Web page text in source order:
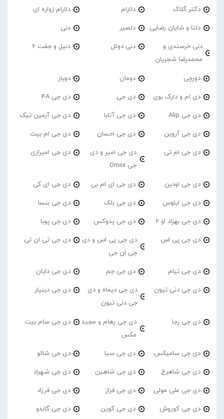
دکتر گلاک دلارام دلارام زواره ای
دلتا و شایان رضایی دلصیر دنی
دنی خرسندی و
محمدرضا شجریان
دنی دوئل دنیل و جفت 6
دورچی دومان دویار
دی ام و دارک بوی دی جی دی جی 4A
دی جی Alip دی جی آتابا دی جی آرمین تیک
دی جی آروین دی جی احسان دی جی ام بیت
دی جی ام تی
دی جی امیر و دی
جی Omiix
دی جی امیرازی
دی جی اودین دی جی ای ام بی دی جی ای کی
دی جی ایلوس دی جی بلک دی جی بنسا
دی جی بهزاد او 2 دی جی پدوکس دی جی پوبا
دی جی پی اس
دی جی پی اس و دی
جی ان جی
دی جی تی ان تی
دی جی تیام دی جی جم دی جی دایان
دی جی دنی تیون
دی جی دیماه و دی
جی دنی تیون
دی جی دینیار
دی جی رجا
دی جی رهام و مجید
مکس
دی جی سام بیت
دی جی سامیکس دی جی سیا دی جی شائو
دی جی شاهرخ دی جی شاهین دی جی شهراد
دی جی علی مولی دی جی فراز دی جی فرزاد
دی جی کوروش دی جی کوین دی جی گاندو